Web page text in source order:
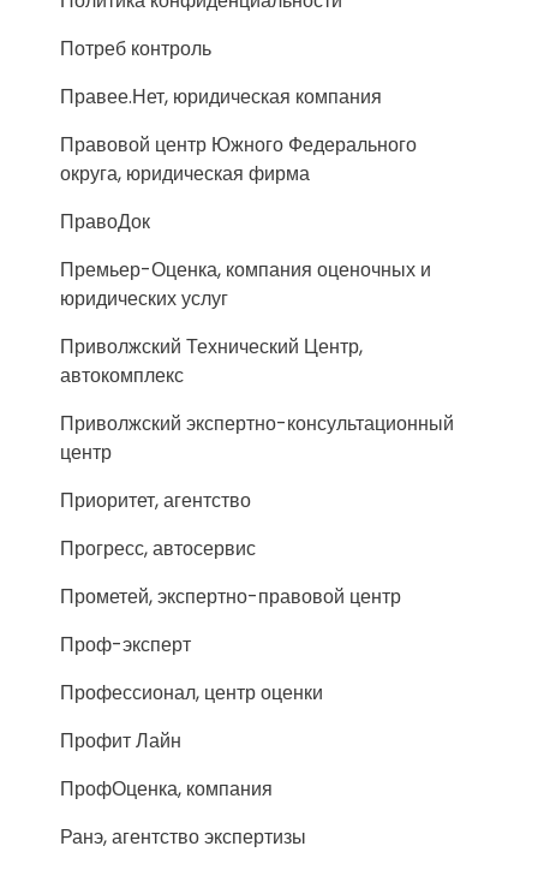
Потреб контроль
Правее.Нет, юридическая компания
Правовой центр Южного Федерального
округа, юридическая фирма
ПравоДок
Премьер-Оценка, компания оценочных и
юридических услуг
Приволжский Технический Центр,
автокомплекс
Приволжский экспертно-консультационный
центр
Приоритет, агентство
Прогресс, автосервис
Прометей, экспертно-правовой центр
Проф-эксперт
Профессионал, центр оценки
Профит Лайн
ПрофОценка, компания
Ранэ, агентство экспертизы